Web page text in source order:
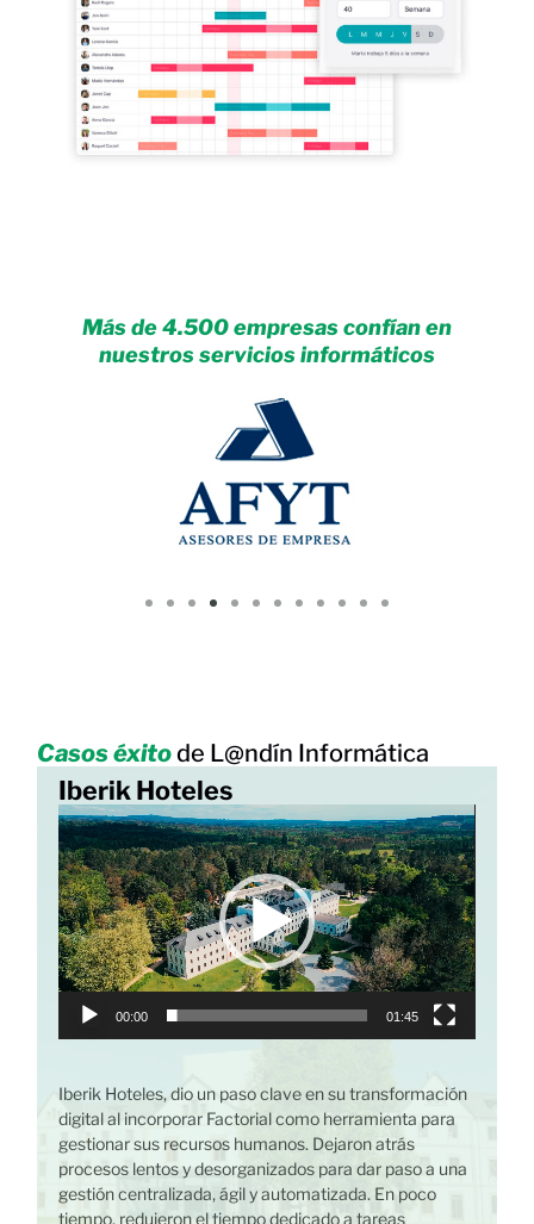
Más de 4.500 empresas confían en
nuestros servicios informáticos
Casos éxitode L@ndín Informática
Iberik Hoteles
R
e
p
r
o
d
u
c
o
d
e
v
í
d
e
00:00 01:45
Iberik Hoteles, dio un paso clave en su transformación
digital al incorporar Factorial como herramienta para
gestionar sus recursos humanos. Dejaron atrás
procesos lentos y desorganizados para dar paso a una
gestión centralizada, ágil y automatizada. En poco
tiempo, redujeron el tiempo dedicado a tareas